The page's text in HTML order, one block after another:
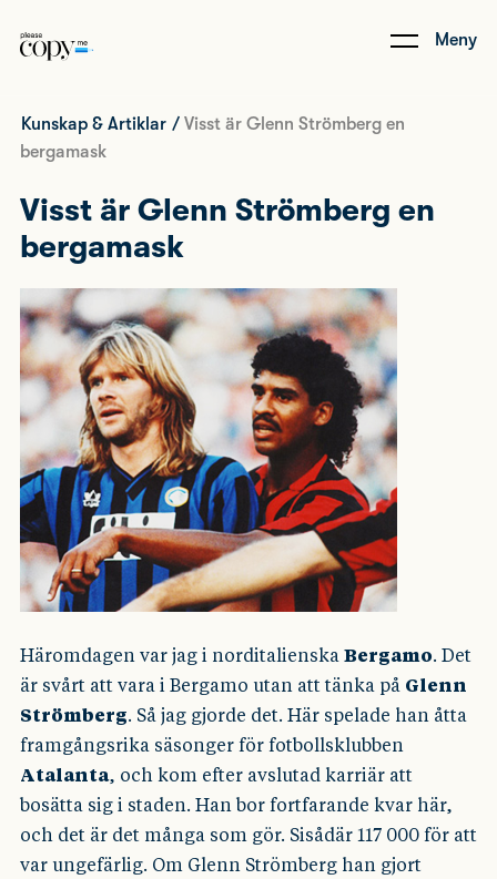
Meny
Kunskap & Artiklar / Visst är Glenn Strömberg en
bergamask
Visst är Glenn Strömberg en
bergamask
Häromdagen var jag i norditalienska Bergamo. Det
är svårt att vara i Bergamo utan att tänka på Glenn
Strömberg. Så jag gjorde det. Här spelade han åtta
framgångsrika säsonger för fotbollsklubben
Atalanta, och kom efter avslutad karriär att
bosätta sig i staden. Han bor fortfarande kvar här,
och det är det många som gör. Sisådär 117 000 för att
var ungefärlig. Om Glenn Strömberg han gjort